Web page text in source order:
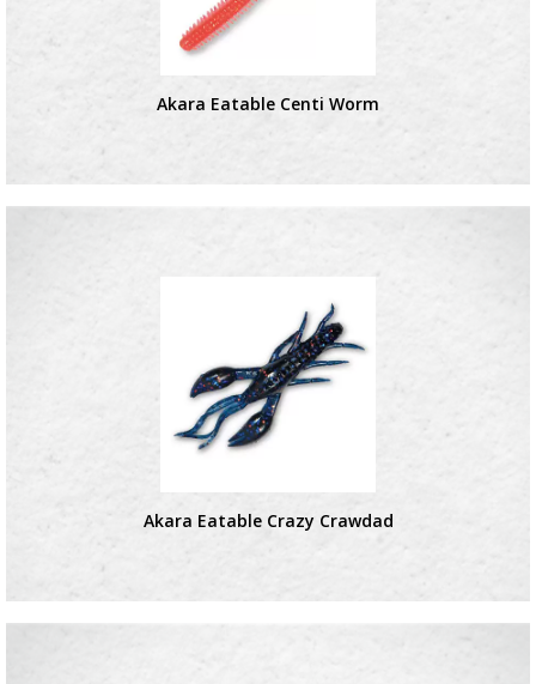
Akara Eatable Centi Worm
Akara Eatable Crazy Crawdad